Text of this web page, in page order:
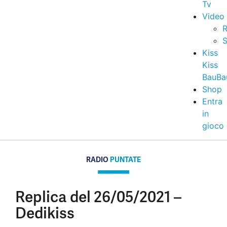
Tv
Video
Kiss
Kiss
Shop
Entra
in
gioco
RADIO PUNTATE
Replica del 26/05/2021 –
Dedikiss